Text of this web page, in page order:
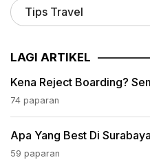
Tips Travel
LAGI ARTIKEL
Kena Reject Boarding?
74 paparan
Apa Yang Best Di
59 paparan